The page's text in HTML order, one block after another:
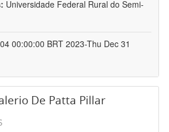
Universidade Federal Rural do Semi-
00:00:00 BRT 2023-Thu Dec 31
De Patta Pillar